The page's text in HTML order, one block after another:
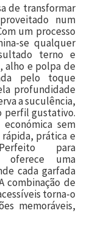
de transformar
num
um processo
se qualquer
terno e
alho e polpa de
pelo toque
profundidade
a suculência,
perfil gustativo.
sem
prática e
para
oferece uma
cada garfada
combinação de
torna-o
memoráveis,